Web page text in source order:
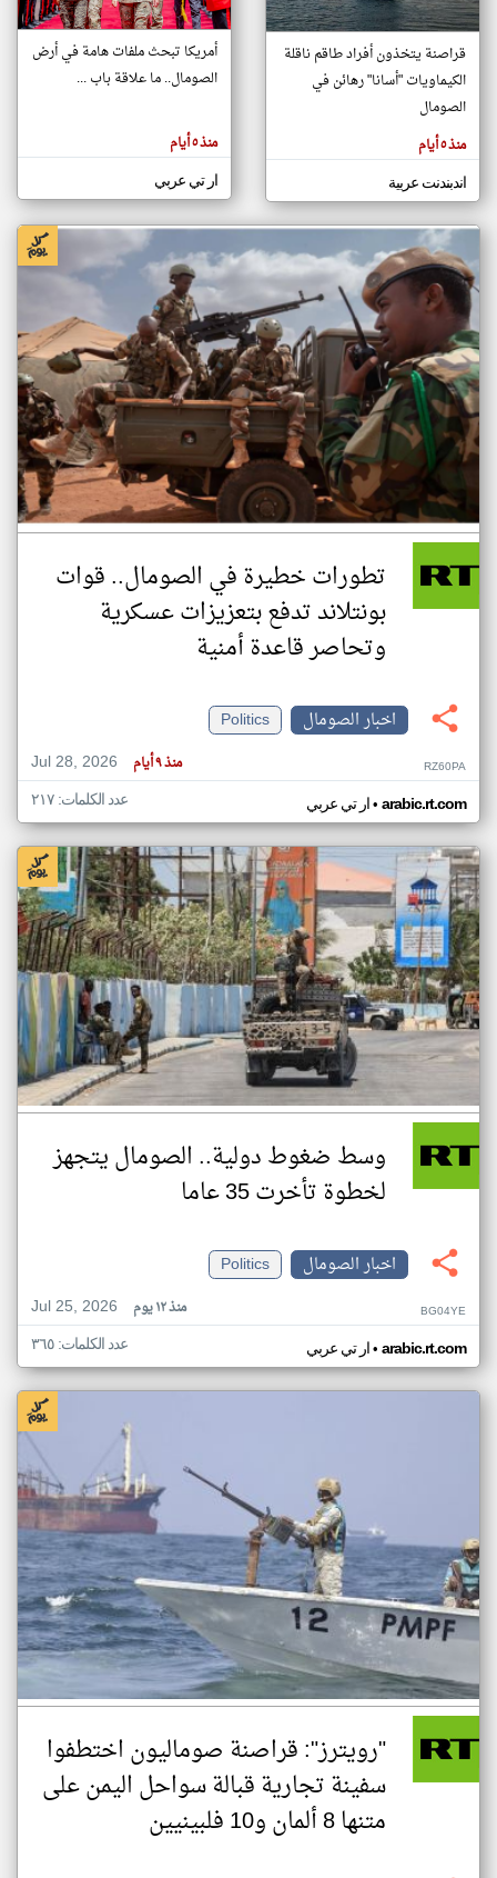
تغيير الدولة
اخبار الصومال على مدار الساعة
أهم اخبار الصومال العاجلة والمباشرة
المقالات
هنا عن
وجهة
كاتبيها.
قراصنة يتخذون أفراد طاقم ناقلة
الكيماويات "أسانا" رهائن في
الصومال
منذ ٥ أيام
اندبندنت عربية
أمريكا تبحث ملفات هامة في أرض
الصومال.. ما علاقة باب ...
منذ ٥ أيام
ار تي عربي
تطورات خطيرة في الصومال.. قوات
بونتلاند تدفع بتعزيزات عسكرية
وتحاصر قاعدة أمنية
اخبار الصومال
Politics
Jul 28, 2026
منذ ٩ أيام RZ60PA
ار تي عربي• arabic.rt.com عدد الكلمات: ٢١٧
وسط ضغوط دولية.. الصومال يتجهز
لخطوة تأخرت 35 عاما
اخبار الصومال
Politics
Jul 25, 2026
منذ ١٢ يوم BG04YE
ار تي عربي• arabic.rt.com عدد الكلمات: ٣٦٥
"رويترز": قراصنة صوماليون اختطفوا
سفينة تجارية قبالة سواحل اليمن على
متنها 8 ألمان و10 فلبينيين
klyoum.com